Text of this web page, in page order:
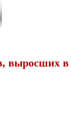
выросших в